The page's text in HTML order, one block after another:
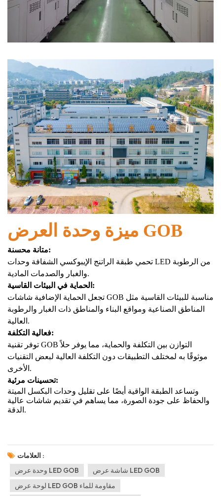
ميزة وحدة العرض GOB
متانة محسنة:
تحمي طبقة الراتنج الإيبوكسي الشفافة وحدات LED من الرطوبة
والغبار والصدمات المادية.
الحماية في البيئات القاسية:
تجعل الحماية الإضافية شاشات GOB مناسبة للبيئات القاسية مثل
المناطق الصناعية ومواقع البناء والمناطق ذات الغبار والرطوبة
العالية.
فعالية التكلفة:
توفر تقنية GOB التوازن بين التكلفة والحماية، مما يوفر حلاً
موثوقًا به لمختلف التطبيقات دون التكلفة العالية لبعض التقنيات
الأخرى.
تحسينات مرئية:
وتساعد الطبقة الواقية أيضًا على تقليل وحدات البكسل الميتة
والحفاظ على جودة الصورة، مما يساهم في تقديم شاشات عالية
الدقة.
العلامات :
وحدة عرض LED GOB
شاشة عرض LED GOB
لوحة عرض LED GOB مقاومة للماء